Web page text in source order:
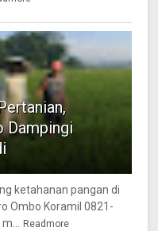
Dampingi
ketahanan pangan di
Ombo Koramil 0821-
Readmore